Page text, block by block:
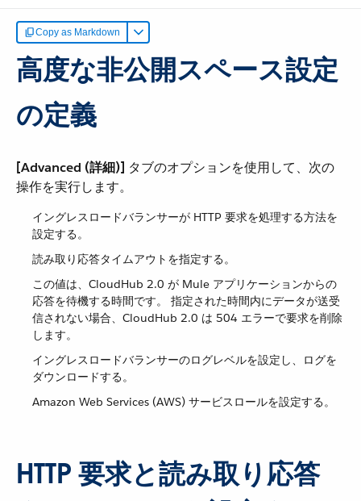
Copy as Markdown
高度な非公開スペース設定
の定義
[Advanced (詳細)] ​ タブのオプションを使用して、次の
操作を実行します。
イングレスロードバランサーが HTTP 要求を処理する方法を
設定する。
読み取り応答タイムアウトを指定する。
この値は、CloudHub 2.0 が Mule アプリケーションからの
応答を待機する時間です。 指定された時間内にデータが送受
信されない場合、CloudHub 2.0 は 504 エラーで要求を削除
します。
イングレスロードバランサーのログレベルを設定し、ログを
ダウンロードする。
Amazon Web Services (AWS) サービスロールを設定する。
HTTP 要求と読み取り応答